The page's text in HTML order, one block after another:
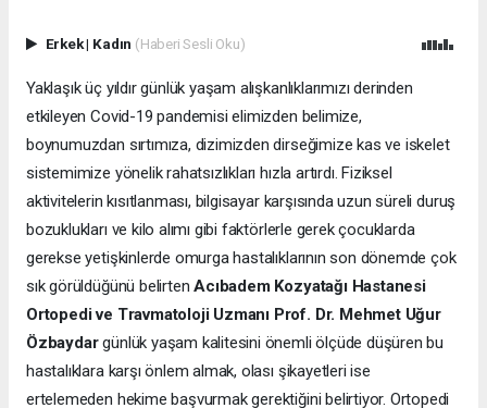
Erkek| Kadın (Haberi Sesli Oku)
Yaklaşık üç yıldır günlük yaşam alışkanlıklarımızı derinden
etkileyen Covid-19 pandemisi elimizden belimize,
boynumuzdan sırtımıza, dizimizden dirseğimize kas ve iskelet
sistemimize yönelik rahatsızlıkları hızla artırdı. Fiziksel
aktivitelerin kısıtlanması, bilgisayar karşısında uzun süreli duruş
bozuklukları ve kilo alımı gibi faktörlerle gerek çocuklarda
gerekse yetişkinlerde omurga hastalıklarının son dönemde çok
sık görüldüğünü belirtenAcıbadem Kozyatağı Hastanesi
Ortopedi ve Travmatoloji Uzmanı Prof. Dr. Mehmet Uğur
Özbaydargünlük yaşam kalitesini önemli ölçüde düşüren bu
hastalıklara karşı önlem almak, olası şikayetleri ise
ertelemeden hekime başvurmak gerektiğini belirtiyor. Ortopedi